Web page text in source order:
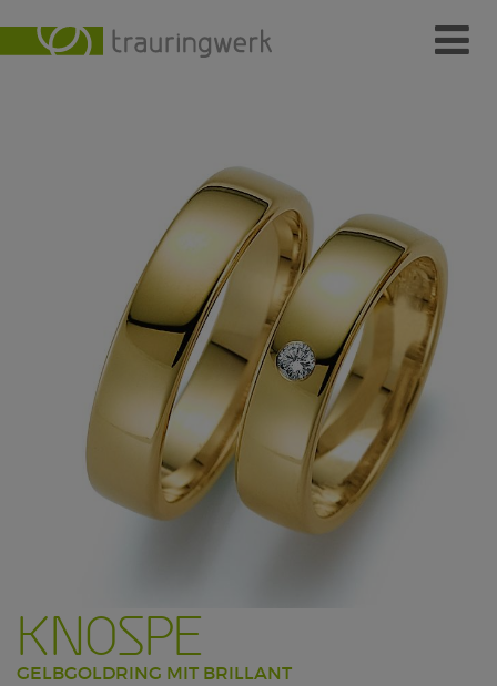
Individuelle Schmuckstücke
Kundenmeinungen
Kontakt
KNOSPE
GELBGOLDRING MIT BRILLANT